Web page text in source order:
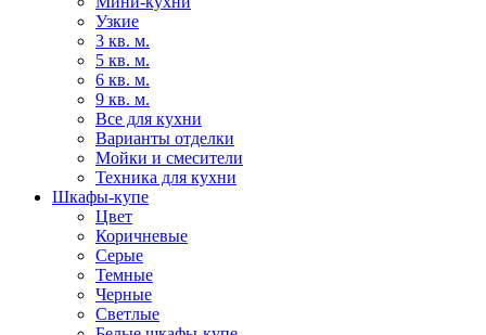
Узкие
3 кв. м.
5 кв. м.
6 кв. м.
9 кв. м.
Все для кухни
Варианты отделки
Мойки и смесители
Техника для кухни
Шкафы-купе
Цвет
Коричневые
Серые
Темные
Черные
Светлые